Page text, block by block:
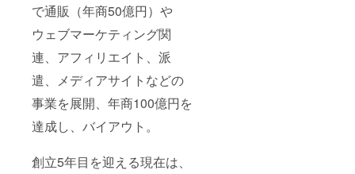
で通販（年商50億円）や
ウェブマーケティング関
連、アフィリエイト、派
遣、メディアサイトなどの
事業を展開、年商100億円を
達成し、バイアウト。
創立5年目を迎える現在は、